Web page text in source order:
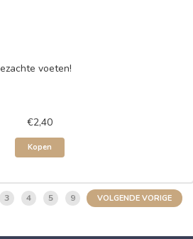
voeten!
€2,40
Kopen
3 4 5 9 VOLGENDE VORIGE